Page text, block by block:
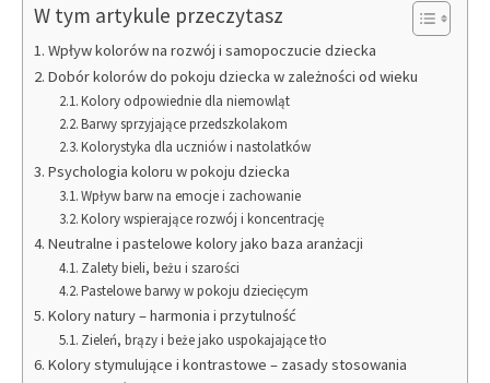
W tym artykule przeczytasz
Wpływ kolorów na rozwój i samopoczucie dziecka
Dobór kolorów do pokoju dziecka w zależności od wieku
Kolory odpowiednie dla niemowląt
Barwy sprzyjające przedszkolakom
Kolorystyka dla uczniów i nastolatków
Psychologia koloru w pokoju dziecka
Wpływ barw na emocje i zachowanie
Kolory wspierające rozwój i koncentrację
Neutralne i pastelowe kolory jako baza aranżacji
Zalety bieli, beżu i szarości
Pastelowe barwy w pokoju dziecięcym
Kolory natury – harmonia i przytulność
Zieleń, brązy i beże jako uspokajające tło
Kolory stymulujące i kontrastowe – zasady stosowania